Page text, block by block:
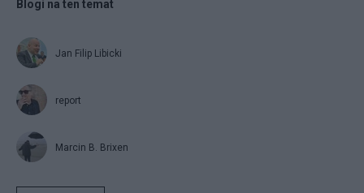
Blogi na ten temat
Jan Filip Libicki
report
Marcin B. Brixen